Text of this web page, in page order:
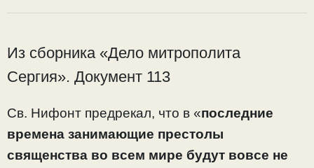
Из сборника «Дело митрополита
Сергия». Документ 113
Св. Нифонт предрекал, что в «последние
времена занимающие престолы
священства во всем мире будут вовсе не